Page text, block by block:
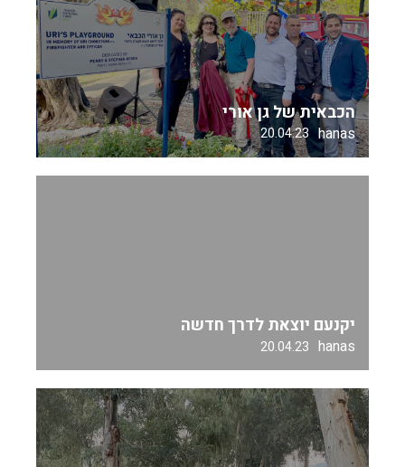
הכבאית של גן אורי
hanas
20.04.23
יקנעם יוצאת לדרך חדשה
hanas
20.04.23